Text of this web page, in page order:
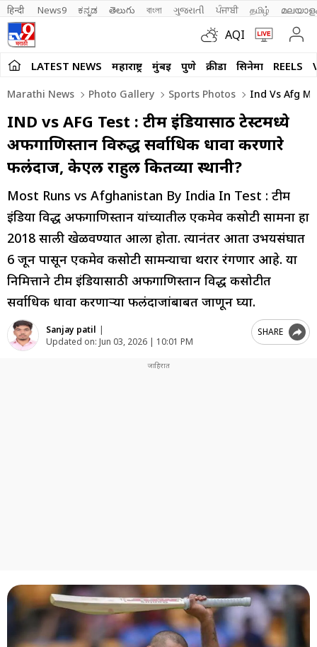
हिन्दी News9 ಕನ್ನಡ తెలుగు বাংলা ગુજરાતી ਪੰਜਾਬੀ தமிழ்
AQI
LATEST NEWS महाराष्ट्र मुंबई पुणे क्रीडा सिनेमा REELS
Marathi News Photo Gallery Sports Photos Ind Vs Afg
IND vs AFG Test : टीम इंडियासाठी टेस्टमध्ये
अफगाणिस्तान विरुद्ध सर्वाधिक धावा करणारे
फलंदाज, केएल राहुल कितव्या स्थानी?
Most Runs vs Afghanistan By India In Test : टीम
इंडिया विरुद्ध अफगाणिस्तान यांच्यातील एकमेव कसोटी सामना हा
2018 साली खेळवण्यात आला होता. त्यानंतर आता उभयसंघात
6 जून पासून एकमेव कसोटी सामन्याचा थरार रंगणार आहे. या
निमित्ताने टीम इंडियासाठी अफगाणिस्तान विरुद्ध कसोटीत
सर्वाधिक धावा करणाऱ्या फलंदाजांबाबत जाणून घ्या.
Sanjay patil |
Updated on: Jun 03, 2026 | 10:01 PM
SHARE